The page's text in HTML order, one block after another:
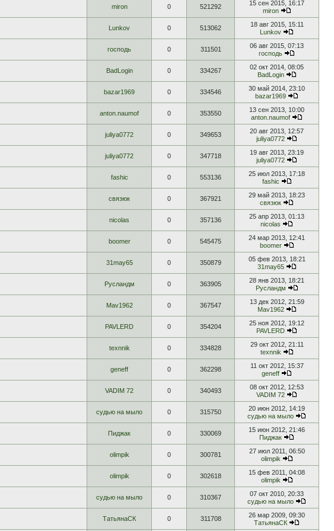
miron 0 521292
15 сен 2015, 16:17
miron
Lunkov 0 513062
18 авг 2015, 15:11
Lunkov
господь 0 311501
06 авг 2015, 07:13
господь
BadLogin 0 334267
02 окт 2014, 08:05
BadLogin
bazar1969 0 334546
30 май 2014, 23:10
bazar1969
anton.naumof 0 353550
13 сен 2013, 10:00
anton.naumof
juliya0772 0 349653
20 авг 2013, 12:57
juliya0772
juliya0772 0 347718
19 авг 2013, 23:19
juliya0772
fashic 0 553136
25 июл 2013, 17:18
fashic
связюк 0 367921
29 май 2013, 18:23
связюк
nicolas 0 357136
25 апр 2013, 01:13
nicolas
boomer 0 545475
24 мар 2013, 12:41
boomer
31may65 0 350879
05 фев 2013, 18:21
31may65
Русландм 0 363905
28 янв 2013, 18:21
Русландм
Mav1962 0 367547
13 дек 2012, 21:59
Mav1962
PAVLERD 0 354204
25 ноя 2012, 19:12
PAVLERD
texnnik 0 334828
29 окт 2012, 21:11
texnnik
geneff 0 362298
11 окт 2012, 15:37
geneff
VADIM 72 0 340493
08 окт 2012, 12:53
VADIM 72
судью на мыло 0 315750
20 июн 2012, 14:19
судью на мыло
Пиджак 0 330069
15 июн 2012, 21:46
Пиджак
olimpik 0 300781
27 июл 2011, 06:50
olimpik
olimpik 0 302618
15 фев 2011, 04:08
olimpik
судью на мыло 0 310367
07 окт 2010, 20:33
судью на мыло
ТатьянаСК 0 311708
26 мар 2009, 09:30
ТатьянаСК